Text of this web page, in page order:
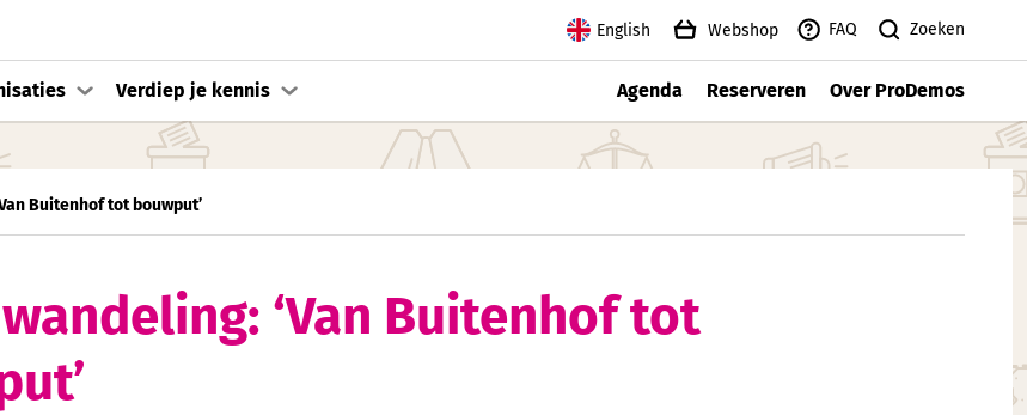
English Webshop FAQ Zoeken
Verdiep je kennis Agenda Reserveren Over ProDemos
Buitenhof tot bouwput’
‘Van Buitenhof tot